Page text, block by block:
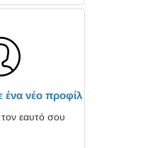
ένα νέο προφίλ
εαυτό σου